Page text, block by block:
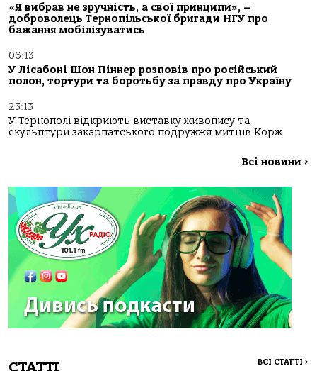
«Я вибрав не зручність, а свої принципи», –
доброволець Тернопільської бригади НГУ про
бажання мобілізуватись
06:13
У Лісабоні Шон Піннер розповів про російський
полон, тортури та боротьбу за правду про Україну
23:13
У Тернополі відкриють виставку живопису та
скульптури закарпатського подружжя митців Корж
Всі новини >
СТАТТІ ВСІ СТАТТІ >